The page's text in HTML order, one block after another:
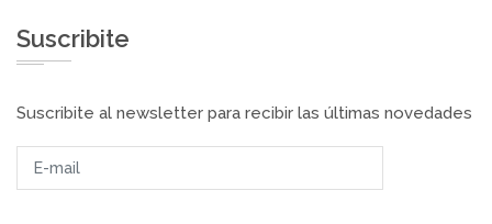
Suscribite
Suscribite al newsletter para recibir las últimas novedades